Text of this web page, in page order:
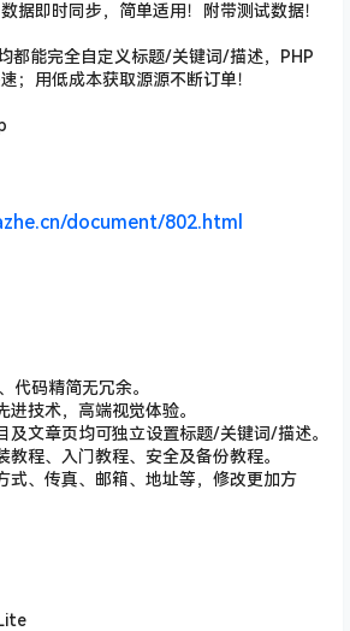
据即时同步，简单适用！附带测试数据！
都能完全自定义标题/关键词/描述，PHP
；用低成本获取源源不断订单！
document/802.html
代码精简无冗余。
技术，高端视觉体验。
及文章页均可独立设置标题/关键词/描述。
教程、入门教程、安全及备份教程。
式、传真、邮箱、地址等，修改更加方